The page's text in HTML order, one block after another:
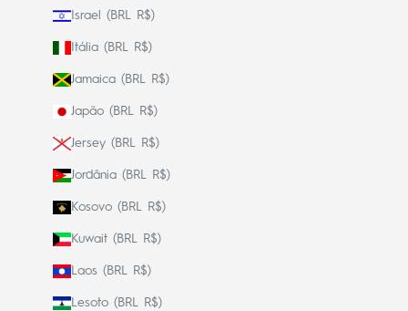
Israel (BRL R$)
Itália (BRL R$)
Jamaica (BRL R$)
Japão (BRL R$)
Jersey (BRL R$)
Jordânia (BRL R$)
Kosovo (BRL R$)
Kuwait (BRL R$)
Laos (BRL R$)
Lesoto (BRL R$)